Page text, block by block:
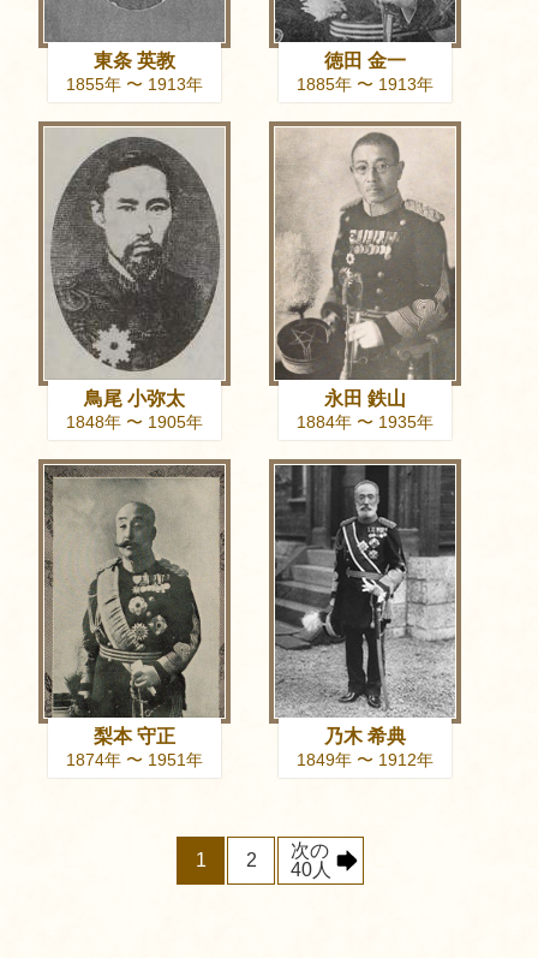
東条 英教
1855年 〜 1913年
徳田 金一
1885年 〜 1913年
鳥尾 小弥太
1848年 〜 1905年
永田 鉄山
1884年 〜 1935年
梨本 守正
1874年 〜 1951年
乃木 希典
1849年 〜 1912年
1 2
次の
40人